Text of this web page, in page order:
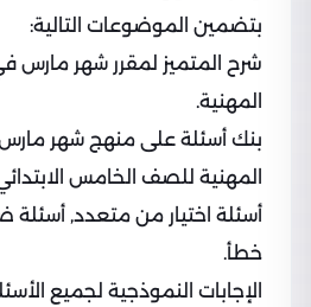
بتضمين الموضوعات التالية:
شرح المتميز لمقرر شهر مارس
المهنية.
بنك أسئلة على منهج شهر
المهنية للصف الخامس
أسئلة اختيار من متعدد,
خطأ.
الإجابات النموذجية لجميع